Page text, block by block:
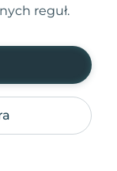
reguł.